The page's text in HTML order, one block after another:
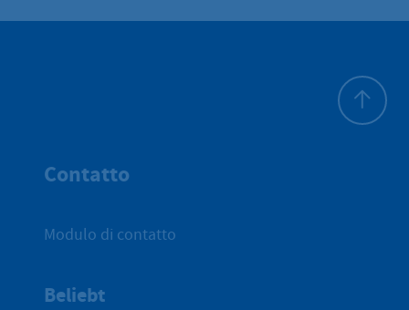
Contatto
Modulo di contatto
Beliebt